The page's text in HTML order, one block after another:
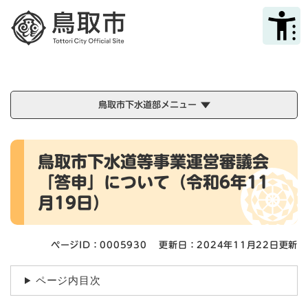
メニューを飛ばして本文へ
鳥取市下水道部メニュー
本
鳥取市下水道等事業運営審議会
「答申」について（令和6年11
月19日）
ページID：0005930 更新日：2024年11月22日更新
ページ内目次